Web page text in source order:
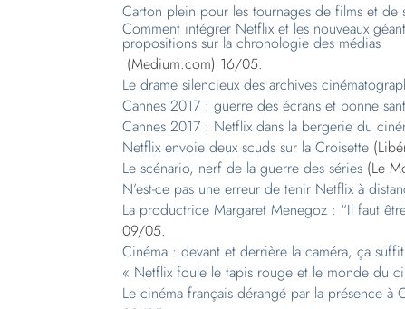
Carton plein pour les tournages de films et de
Comment intégrer Netflix et les nouveaux
propositions sur la chronologie des médias
(Medium.com) 16/05.
Le drame silencieux des archives
Cannes 2017 : guerre des écrans et bonne
Cannes 2017 : Netflix dans la bergerie du
Netflix envoie deux scuds sur la Croisette
Le scénario, nerf de la guerre des séries(Le
N’est-ce pas une erreur de tenir Netflix à
La productrice Margaret Menegoz : “Il faut
09/05.
Cinéma : devant et derrière la caméra, ça
« Netflix foule le tapis rouge et le monde du
Le cinéma français dérangé par la présence